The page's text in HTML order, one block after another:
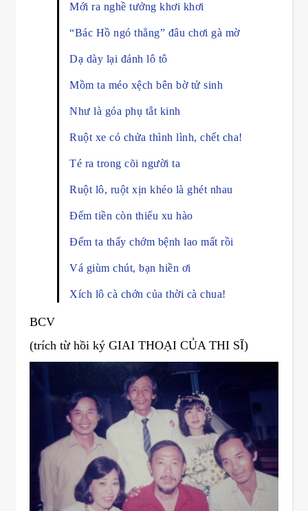
Mới ra nghề tưởng khơi khơi
“Bác Hồ ngó thẳng” đâu chơi gà mờ
Dạ dày lại đánh lô tô
Mồm ta méo xệch bên bờ tử sinh
Như là góa phụ tắt kinh
Ruột xe có chửa thình lình, chết cha!
Té ra trong cõi người ta
Ruột lô, ruột xịn khéo là ghét nhau
Đếm tiền còn thiếu xu hào
Đếm ta thấy chớm bệnh lao mất rồi
Vá giùm chút, bạn hiền ơi
Xích lô cà chớn của thời cà chua!
BCV
(trích từ hồi ký GIAI THOẠI CỦA THI SĨ)